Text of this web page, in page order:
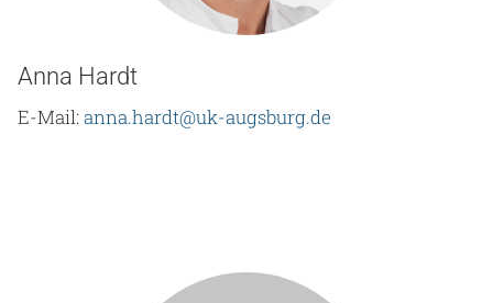
Anna Hardt
E-Mail:anna.hardt@uk-augsburg.de